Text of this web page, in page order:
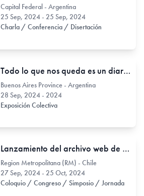
Capital Federal - Argentina
25 Sep, 2024 - 25 Sep, 2024
Charla / Conferencia / Disertación
Todo lo que nos queda es un diario.
Buenos Aires Province - Argentina
28 Sep, 2024 - 2024
Exposición Colectiva
Lanzamiento del archivo web de Guillermo Moscoso.
Region Metropolitana (RM) - Chile
27 Sep, 2024 - 25 Oct, 2024
Coloquio / Congreso / Simposio / Jornada